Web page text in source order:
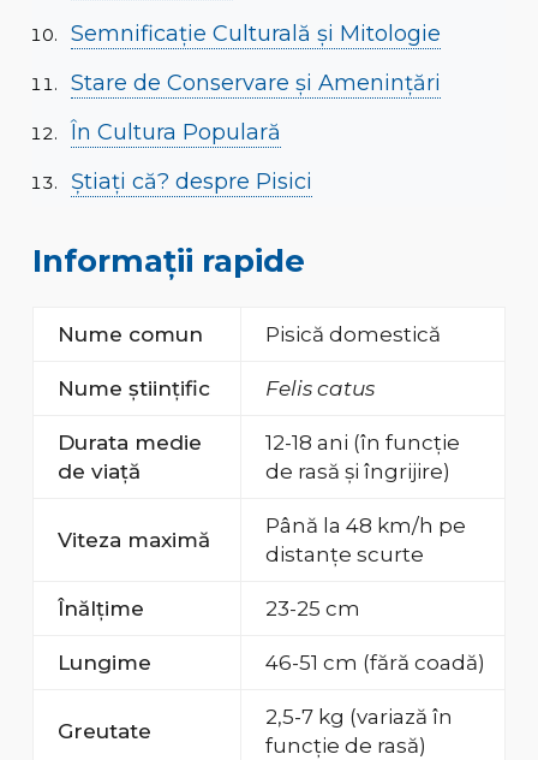
Semnificație Culturală și Mitologie
Stare de Conservare și Amenințări
În Cultura Populară
Știați că? despre Pisici
Informații rapide
Nume comun Pisică domestică
Nume științific Felis catus
Durata medie
de viață
12-18 ani (în funcție
de rasă și îngrijire)
Viteza maximă
Până la 48 km/h pe
distanțe scurte
Înălțime 23-25 cm
Lungime 46-51 cm (fără coadă)
Greutate
2,5-7 kg (variază în
funcție de rasă)